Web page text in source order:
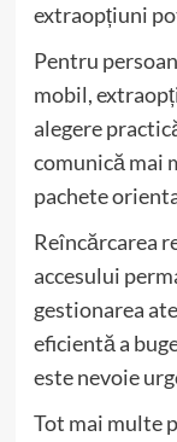
extraopțiuni
Pentru
mobil,
alegere
comunică mai
pachete
Reîncărcarea
accesului
gestionarea
eficientă a
este nevoie
Tot mai multe